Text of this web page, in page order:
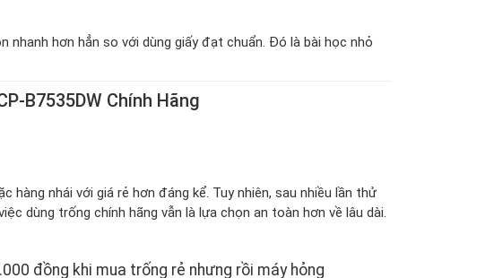
hơn hẳn so với dùng giấy đạt chuẩn. Đó là bài học nhỏ
B7535DW Chính Hãng
hàng nhái với giá rẻ hơn đáng kể. Tuy nhiên, sau nhiều lần thử
dùng trống chính hãng vẫn là lựa chọn an toàn hơn về lâu dài.
đồng khi mua trống rẻ nhưng rồi máy hỏng